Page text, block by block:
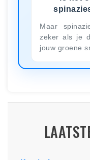
Maar
zeker als je
jouw groene